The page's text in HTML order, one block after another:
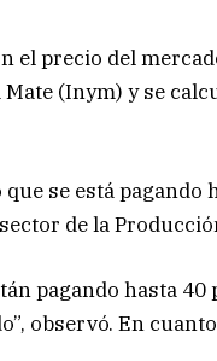
el precio del
(Inym) y se
se está pagando
de la
pagando hasta
observó. En